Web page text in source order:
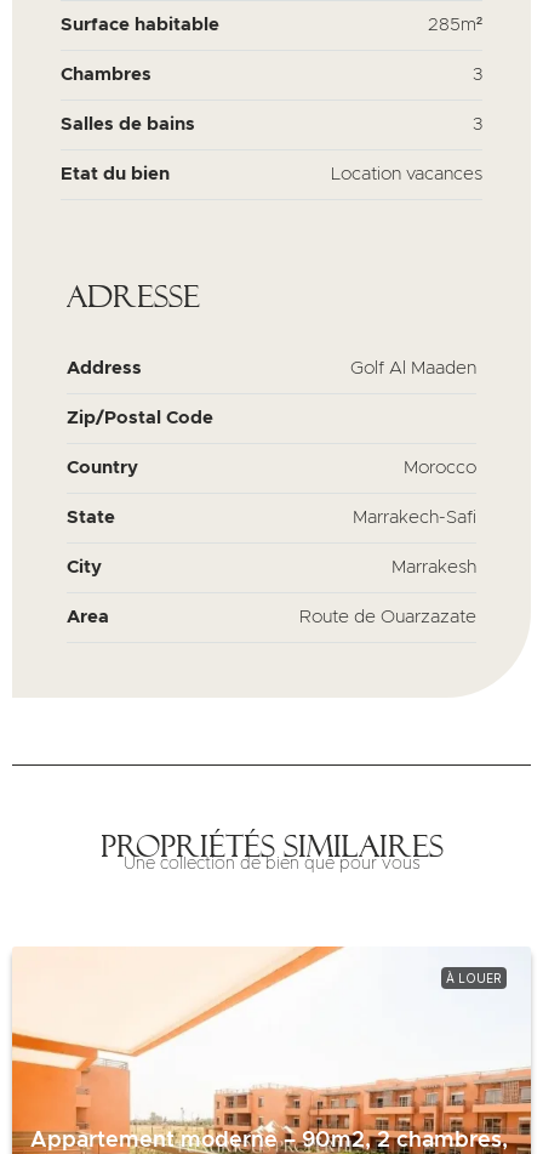
Surface habitable 285m²
Chambres 3
Salles de bains 3
Etat du bien Location vacances
Adresse
Address Golf Al Maaden
Zip/Postal Code
Country Morocco
State Marrakech-Safi
City Marrakesh
Area Route de Ouarzazate
Propriétés similaires
Une collection de bien que pour vous
À LOUER
Appartement moderne – 90m2, 2 chambres,